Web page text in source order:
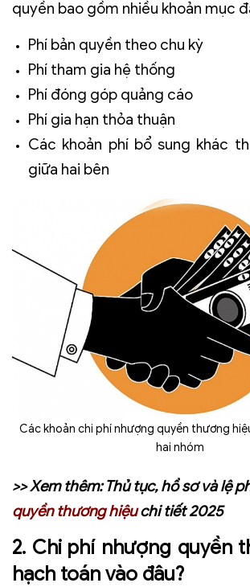
quyền bao gồm nhiều khoản mục
Phí bản quyền theo chu kỳ
Phí tham gia hệ thống
Phí đóng góp quảng cáo
Phí gia hạn thỏa thuận
Các khoản phí bổ sung khác
giữa hai bên
Các khoản chi phí nhượng quyền thương
hai nhóm
>> Xem thêm: Thủ tục, hồ sơ và lệ
quyền thương hiệuchi tiết 2025
2. Chi phí nhượng quyền
hạch toán vào đâu?